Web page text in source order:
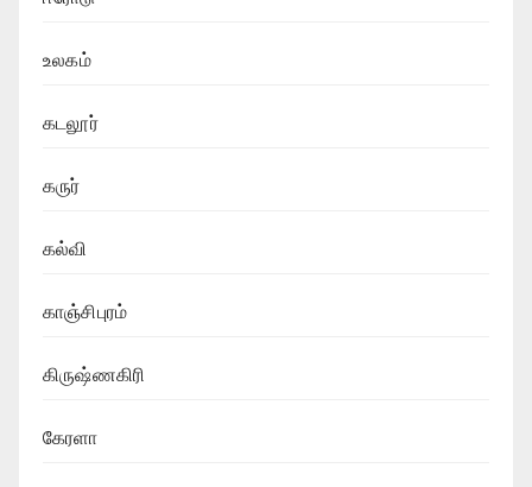
உலகம்
கடலூர்
கருர்
கல்வி
காஞ்சிபுரம்
கிருஷ்ணகிரி
கேரளா